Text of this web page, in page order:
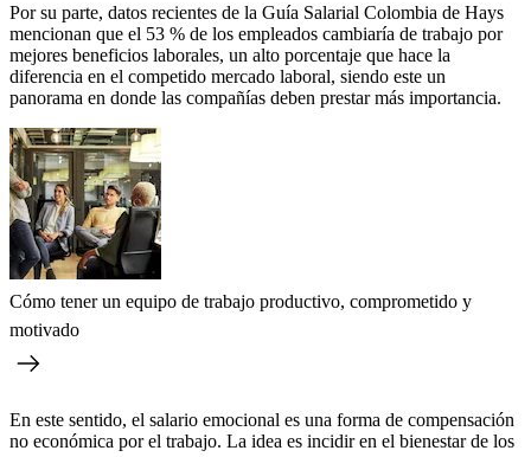
Por su parte, datos recientes de la Guía Salarial Colombia de Hays
mencionan que el 53 % de los empleados cambiaría de trabajo por
mejores beneficios laborales, un alto porcentaje que hace la
diferencia en el competido mercado laboral, siendo este un
panorama en donde las compañías deben prestar más importancia.
Cómo tener un equipo de trabajo productivo, comprometido y
motivado
En este sentido, el salario emocional es una forma de compensación
no económica por el trabajo. La idea es incidir en el bienestar de los